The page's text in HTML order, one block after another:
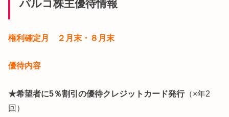
パルコ株主優待情報
権利確定月 ２月末・８月末
優待内容
★希望者に5％割引の優待クレジットカード発行（×年2
回）